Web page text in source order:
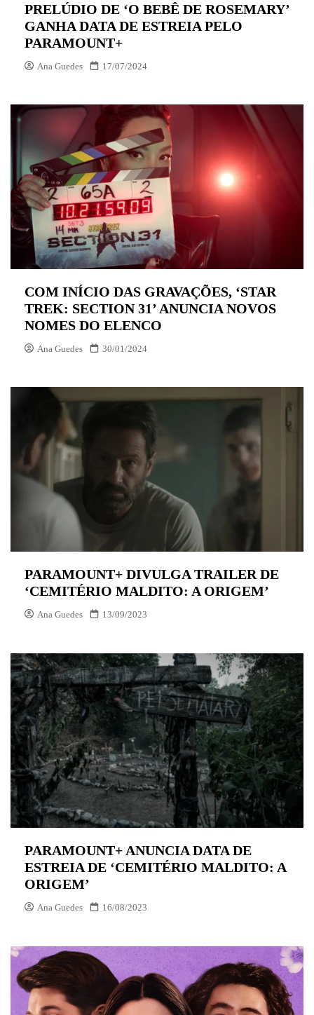
PRELÚDIO DE ‘O BEBÊ DE ROSEMARY’
GANHA DATA DE ESTREIA PELO
PARAMOUNT+
Ana Guedes 17/07/2024
COM INÍCIO DAS GRAVAÇÕES, ‘STAR
TREK: SECTION 31’ ANUNCIA NOVOS
NOMES DO ELENCO
Ana Guedes 30/01/2024
PARAMOUNT+ DIVULGA TRAILER DE
‘CEMITÉRIO MALDITO: A ORIGEM’
Ana Guedes 13/09/2023
PARAMOUNT+ ANUNCIA DATA DE
ESTREIA DE ‘CEMITÉRIO MALDITO: A
ORIGEM’
Ana Guedes 16/08/2023